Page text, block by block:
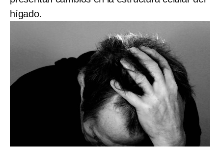
hígado.